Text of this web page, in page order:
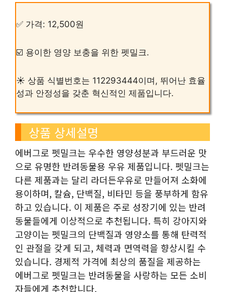
✅ 가격: 12,500원
☑️ 용이한 영양 보충을 위한 펫밀크.
☀️ 상품 식별번호는 112293444이며, 뛰어난 효율
성과 안정성을 갖춘 혁신적인 제품입니다.
상품 상세설명
에버그로 펫밀크는 우수한 영양성분과 부드러운 맛
으로 유명한 반려동물용 우유 제품입니다. 펫밀크는
다른 제품과는 달리 라더든우유로 만들어져 소화에
용이하며, 칼슘, 단백질, 비타민 등을 풍부하게 함유
하고 있습니다. 이 제품은 주로 성장기에 있는 반려
동물들에게 이상적으로 추천됩니다. 특히 강아지와
고양이는 펫밀크의 단백질과 영양소를 통해 탄력적
인 관절을 갖게 되고, 체력과 면역력을 향상시킬 수
있습니다. 경제적 가격에 최상의 품질을 제공하는
에버그로 펫밀크는 반려동물을 사랑하는 모든 소비
자들에게 추천합니다.